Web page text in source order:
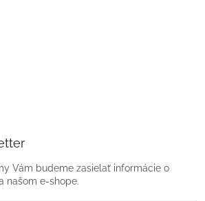
Vám budeme zasielať informácie o
našom e-shope.